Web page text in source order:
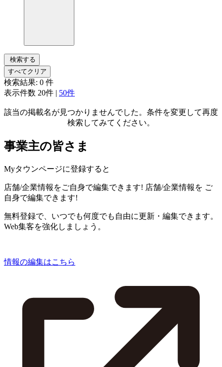
検索する
すべてクリア
検索結果: 0 件
表示件数 20件 | 50件
該当の掲載名が見つかりませんでした。条件を変更して再度
検索してみてください。
事業主の皆さま
Myタウンページに登録すると
店舗/企業情報をご自身で編集できます! 店舗/企業情報を ご
自身で編集できます!
無料登録で、いつでも何度でも自由に更新・編集できます。
Web集客を強化しましょう。
情報の編集はこちら